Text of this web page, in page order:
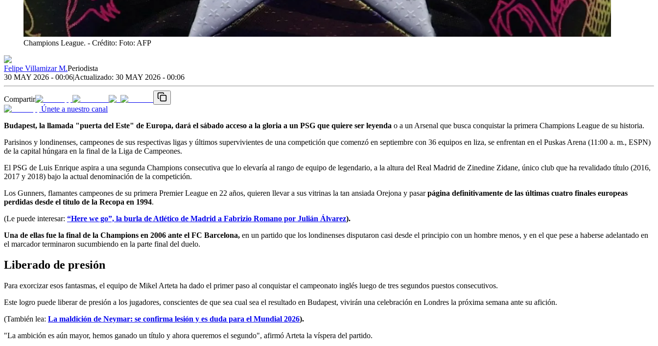
Champions League. - Crédito: Foto: AFP
Felipe Villamizar M.Periodista
30 MAY 2026 - 00:06|Actualizado: 30 MAY 2026 - 00:06
Compartir
Únete a nuestro canal
Budapest, la llamada "puerta del Este" de Europa, dará el sábado acceso a la gloria a un PSG que quiere ser leyenda o a un Arsenal que busca conquistar la primera Champions League de su historia.
Parisinos y londinenses, campeones de sus respectivas ligas y últimos supervivientes de una competición que comenzó en septiembre con 36 equipos en liza, se enfrentan en el Puskas Arena (11:00 a. m., ESPN)
de la capital húngara en la final de la Liga de Campeones.
El PSG de Luis Enrique aspira a una segunda Champions consecutiva que lo elevaría al rango de equipo de legendario, a la altura del Real Madrid de Zinedine Zidane, único club que ha revalidado título (2016,
2017 y 2018) bajo la actual denominación de la competición.
Los Gunners, flamantes campeones de su primera Premier League en 22 años, quieren llevar a sus vitrinas la tan ansiada Orejona y pasarpágina definitivamente de las últimas cuatro finales europeas
perdidas desde el título de la Recopa en 1994.
(Le puede interesar: “Here we go”, la burla de Atlético de Madrid a Fabrizio Romano por Julián Álvarez).
Una de ellas fue la final de la Champions en 2006 ante el FC Barcelona, en un partido que los londinenses disputaron casi desde el principio con un hombre menos, y en el que pese a haberse adelantado en
el marcador terminaron sucumbiendo en la parte final del duelo.
Liberado de presión
Para exorcizar esos fantasmas, el equipo de Mikel Arteta ha dado el primer paso al conquistar el campeonato inglés luego de tres segundos puestos consecutivos.
Este logro puede liberar de presión a los jugadores, conscientes de que sea cual sea el resultado en Budapest, vivirán una celebración en Londres la próxima semana ante su afición.
(También lea: La maldición de Neymar: se confirma lesión y es duda para el Mundial 2026).
"La ambición es aún mayor, hemos ganado un título y ahora queremos el segundo", afirmó Arteta la víspera del partido.